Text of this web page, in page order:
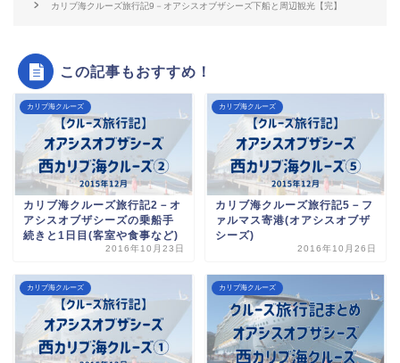
カリブ海クルーズ旅行記9－オアシスオブザシーズ下船と周辺観光【完】
この記事もおすすめ！
カリブ海クルーズ
カリブ海クルーズ旅行記2－オ
アシスオブザシーズの乗船手
続きと1日目(客室や食事など)
2016年10月23日
カリブ海クルーズ
カリブ海クルーズ旅行記5－フ
ァルマス寄港(オアシスオブザ
シーズ)
2016年10月26日
カリブ海クルーズ カリブ海クルーズ